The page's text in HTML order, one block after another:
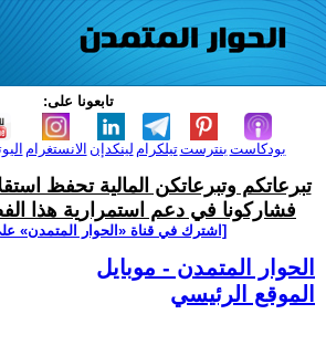
تابعونا على:
الانستغرام لينكدإن تيلكرامبنترست بودكاست
تبرعاتكم وتبرعاتكن المالية تحفظ
فشاركونا في دعم استمرارية هذا
[اشترك في قناة ‫«الحوار المتمدن»
الحوار المتمدن - موبايل
الموقع الرئيسي